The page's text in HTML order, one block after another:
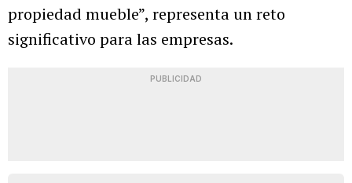
propiedad mueble”, representa un reto
significativo para las empresas.
PUBLICIDAD